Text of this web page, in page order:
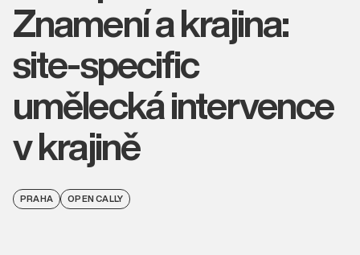
Znamení a krajina:
site-specific
umělecká intervence
v krajině
PRAHA OPEN CALLY